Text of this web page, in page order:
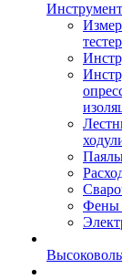
Инструмент
Фены